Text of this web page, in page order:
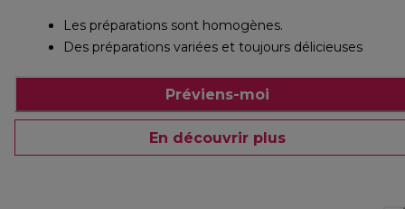
Les préparations sont homogènes.
Des préparations variées et toujours délicieuses
Préviens-moi
En découvrir plus